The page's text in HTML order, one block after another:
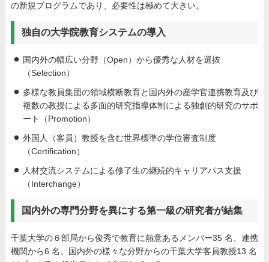
の新規プログラムであり、必要性は極めて大きい。
独自の大学院教育システムの導入
国内外の幅広い分野（Open）から優秀な人材を選抜
（Selection）
多様な教員集団の領域横断教育と国内外の産学官連携教育及び
複数の教授による多面的研究指導体制による独創的研究のサポ
ート（Promotion）
外国人（客員）教授を含む世界標準の学位審査制度
（Certification）
人材交流システムによる修了生の継続的キャリアパス支援
（Interchange）
国内外の専門分野を異にする第一級の研究者が結集
千葉大学の６部局から俊秀で教育に熱意あるメンバー35 名、連携
機関から6 名、国内外の様々な分野からの千葉大学客員教授13 名